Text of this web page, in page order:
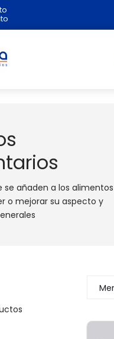
se añaden a los alimentos
o mejorar su aspecto y